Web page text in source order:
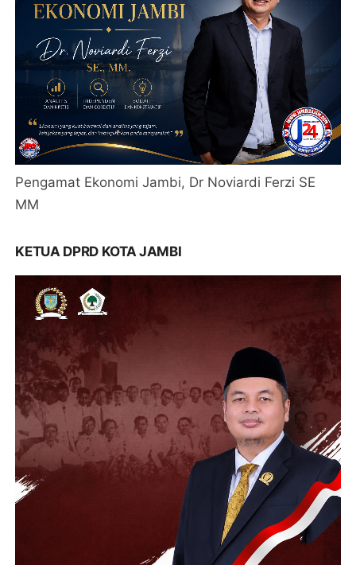
Pengamat Ekonomi Jambi, Dr Noviardi Ferzi SE
MM
KETUA DPRD KOTA JAMBI